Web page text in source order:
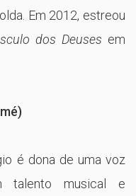
Em 2012, estreou
dos Deuses em
é dona de uma voz
talento musical e